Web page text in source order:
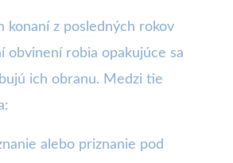
konaní z posledných rokov
obvinení robia opakujúce sa
ich obranu. Medzi tie
alebo priznanie pod